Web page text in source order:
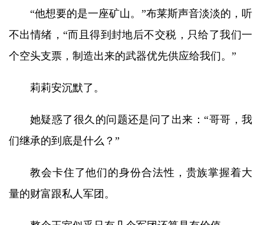
“他想要的是一座矿山。”布莱斯声音淡淡的，听
不出情绪，“而且得到封地后不交税，只给了我们一
个空头支票，制造出来的武器优先供应给我们。”
莉莉安沉默了。
她疑惑了很久的问题还是问了出来：“哥哥，我
们继承的到底是什么？”
教会卡住了他们的身份合法性，贵族掌握着大
量的财富跟私人军团。